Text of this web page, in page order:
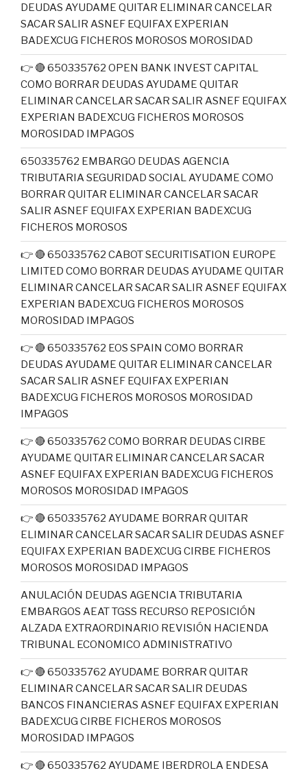
DEUDAS AYUDAME QUITAR ELIMINAR CANCELAR
SACAR SALIR ASNEF EQUIFAX EXPERIAN
BADEXCUG FICHEROS MOROSOS MOROSIDAD
👉 🔴 650335762 OPEN BANK INVEST CAPITAL
COMO BORRAR DEUDAS AYUDAME QUITAR
ELIMINAR CANCELAR SACAR SALIR ASNEF EQUIFAX
EXPERIAN BADEXCUG FICHEROS MOROSOS
MOROSIDAD IMPAGOS
650335762 EMBARGO DEUDAS AGENCIA
TRIBUTARIA SEGURIDAD SOCIAL AYUDAME COMO
BORRAR QUITAR ELIMINAR CANCELAR SACAR
SALIR ASNEF EQUIFAX EXPERIAN BADEXCUG
FICHEROS MOROSOS
👉 🔴 650335762 CABOT SECURITISATION EUROPE
LIMITED COMO BORRAR DEUDAS AYUDAME QUITAR
ELIMINAR CANCELAR SACAR SALIR ASNEF EQUIFAX
EXPERIAN BADEXCUG FICHEROS MOROSOS
MOROSIDAD IMPAGOS
👉 🔴 650335762 EOS SPAIN COMO BORRAR
DEUDAS AYUDAME QUITAR ELIMINAR CANCELAR
SACAR SALIR ASNEF EQUIFAX EXPERIAN
BADEXCUG FICHEROS MOROSOS MOROSIDAD
IMPAGOS
👉 🔴 650335762 COMO BORRAR DEUDAS CIRBE
AYUDAME QUITAR ELIMINAR CANCELAR SACAR
ASNEF EQUIFAX EXPERIAN BADEXCUG FICHEROS
MOROSOS MOROSIDAD IMPAGOS
👉 🔴 650335762 AYUDAME BORRAR QUITAR
ELIMINAR CANCELAR SACAR SALIR DEUDAS ASNEF
EQUIFAX EXPERIAN BADEXCUG CIRBE FICHEROS
MOROSOS MOROSIDAD IMPAGOS
ANULACIÓN DEUDAS AGENCIA TRIBUTARIA
EMBARGOS AEAT TGSS RECURSO REPOSICIÓN
ALZADA EXTRAORDINARIO REVISIÓN HACIENDA
TRIBUNAL ECONOMICO ADMINISTRATIVO
👉 🔴 650335762 AYUDAME BORRAR QUITAR
ELIMINAR CANCELAR SACAR SALIR DEUDAS
BANCOS FINANCIERAS ASNEF EQUIFAX EXPERIAN
BADEXCUG CIRBE FICHEROS MOROSOS
MOROSIDAD IMPAGOS
👉 🔴 650335762 AYUDAME IBERDROLA ENDESA